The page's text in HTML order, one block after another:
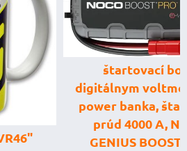
štartovací
digitálnym
power banka,
prúd 4000 A,
GENIUS BOOST